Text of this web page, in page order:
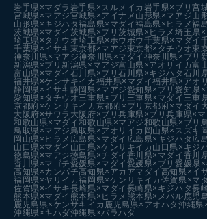
岩手県×マダラ 岩手県×スルメイカ 岩手県×ブリ宮
宮城県×マアジ宮城県×アイナメ 山形県×マアジ山
山形県×キジハタ福島県×マダイ福島県×ヒラメ福
茨城県×マダイ 茨城県×ブリ茨城県×ヒラメ埼玉県×
埼玉県×タチウオ埼玉県×ホウボウ 千葉県×マダイ
千葉県×イサキ 東京都×マアジ 東京都×タチウオ東
神奈川県×マアジ神奈川県×マダイ 神奈川県×ブリ
新潟県×ブリ 新潟県×マアジ富山県×アオリイカ富
富山県×マダイ 石川県×ブリ石川県×キジハタ 石川
福井県×ケンサキイカ 福井県×マダイ福井県×アオ
静岡県×イサキ 静岡県×マアジ愛知県×ブリ愛知県×
愛知県×タチウオ三重県×ブリ 三重県×マダイ 三重
京都府×ケンサキイカ 京都府×ブリ 京都府×マダイ
大阪府×サワラ 大阪府×ブリ兵庫県×ブリ兵庫県×
和歌山県×マダイ和歌山県×マアジ和歌山県×ブリ
鳥取県×マアジ鳥取県×アオリイカ 岡山県×スズキ
岡山県×ヒラメ 広島県×マダイ 広島県×キジハタ 広
山口県×マダイ 山口県×ケンサキイカ 山口県×キジ
徳島県×マアジ徳島県×チダイ 香川県×マダイ 香川
香川県×マゴチ愛媛県×マダイ 愛媛県×ブリ愛媛県×
高知県×カンパチ高知県×アカアマダイ 高知県×イ
福岡県×ヤリイカ福岡県×ケンサキイカ 佐賀県×マ
佐賀県×イサキ長崎県×マダイ 長崎県×キジハタ長
熊本県×マダイ 熊本県×ヒラメ 熊本県×メバル鹿児
鹿児島県×ケンサキイカ 鹿児島県×アオハタ沖縄県
沖縄県×キハダ沖縄県×バラハタ